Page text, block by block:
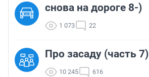
снова на дороге 8-)
1 073 22
Про засаду (часть 7)
10 245 616